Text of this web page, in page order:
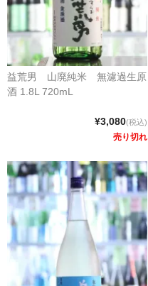
益荒男 山廃純米 無濾過生原
酒 1.8L 720mL
¥3,080(税込)
売り切れ